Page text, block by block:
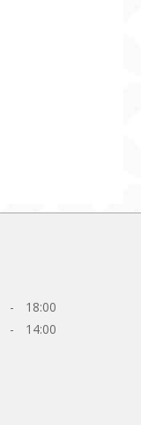
-
18:00
- 14:00